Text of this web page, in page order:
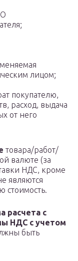
лицом;
покупателю,
расход, выдача
от него
товара/работ/
валюте (за
НДС, кроме
являются
стоимость.
расчета с
НДС с учетом
быть